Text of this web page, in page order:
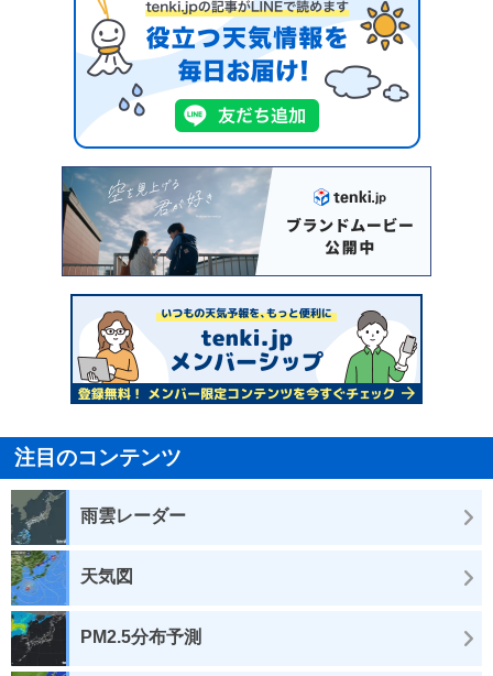
注目のコンテンツ
雨雲レーダー
天気図
PM2.5分布予測